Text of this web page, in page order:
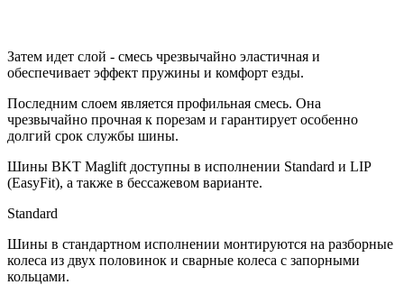
Затем идет слой - смесь чрезвычайно эластичная и
обеспечивает эффект пружины и комфорт езды.
Последним слоем является профильная смесь. Она
чрезвычайно прочная к порезам и гарантирует особенно
долгий срок службы шины.
Шины BKT Maglift доступны в исполнении Standard и LIP
(EasyFit), а также в бессажевом варианте.
Standard
Шины в стандартном исполнении монтируются на разборные
колеса из двух половинок и сварные колеса с запорными
кольцами.